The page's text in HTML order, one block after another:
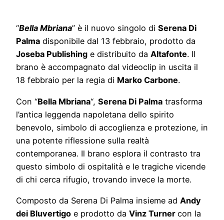
“Bella Mbriana” è il nuovo singolo di Serena Di
Palma disponibile dal 13 febbraio, prodotto da
Joseba Publishing e distribuito da Altafonte. Il
brano è accompagnato dal videoclip in uscita il
18 febbraio per la regia di Marko Carbone.
Con “Bella Mbriana“, Serena Di Palma trasforma
l’antica leggenda napoletana dello spirito
benevolo, simbolo di accoglienza e protezione, in
una potente riflessione sulla realtà
contemporanea. Il brano esplora il contrasto tra
questo simbolo di ospitalità e le tragiche vicende
di chi cerca rifugio, trovando invece la morte.
Composto da Serena Di Palma insieme ad Andy
dei Bluvertigo e prodotto da Vinz Turner con la